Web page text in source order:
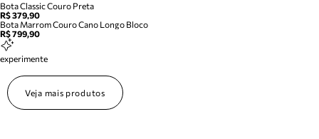
Bota Classic Couro Preta
R$ 379,90
Bota Marrom Couro Cano Longo Bloco
R$ 799,90
experimente
Veja mais produtos